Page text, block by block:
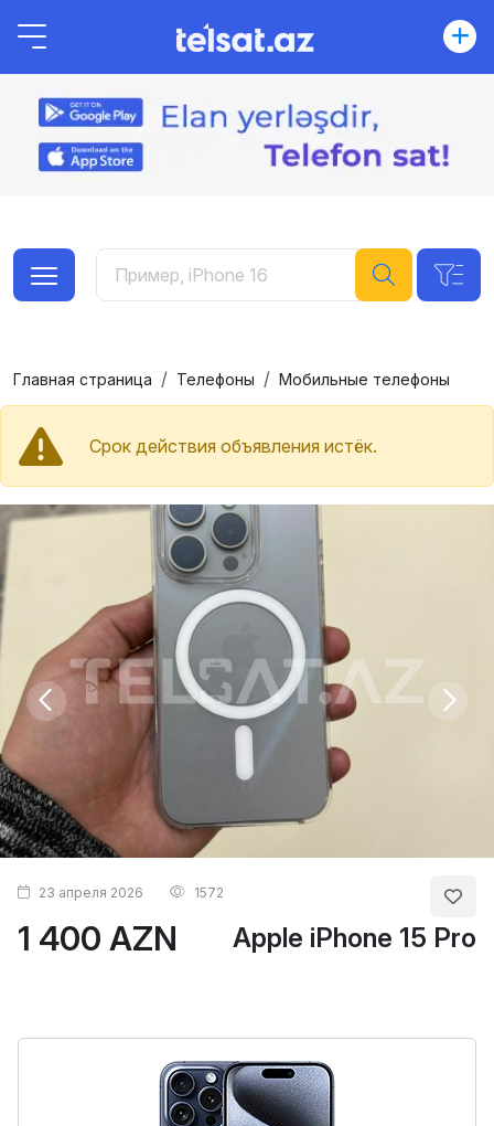
Главная страница Телефоны Мобильные телефоны
Срок действия объявления истёк.
1 400 AZN Apple iPhone 15 Pro
23 апреля 2026 1572